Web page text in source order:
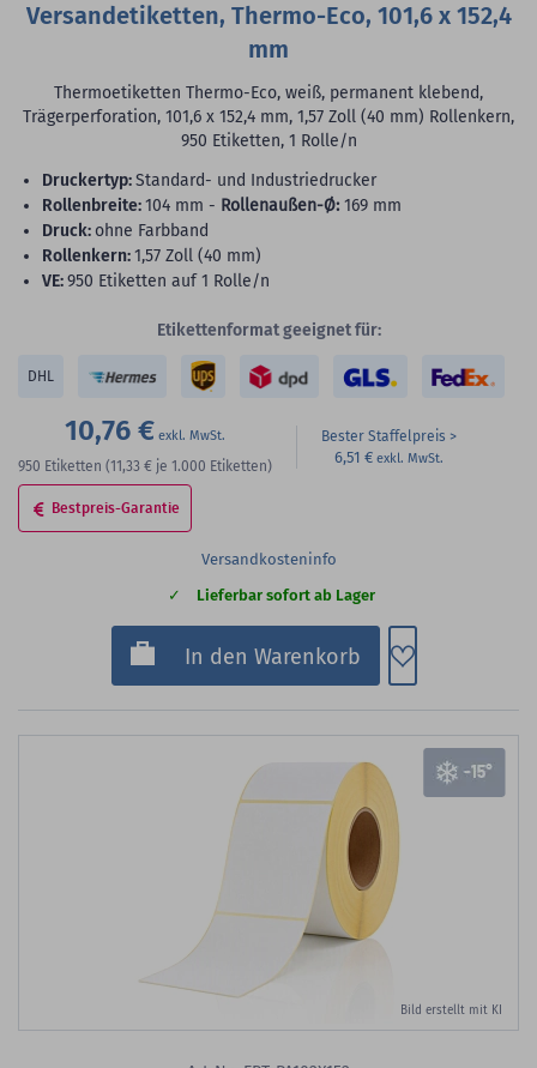
Versandetiketten, Thermo-Eco, 101,6 x 152,4
mm
Thermoetiketten Thermo-Eco, weiß, permanent klebend,
Trägerperforation, 101,6 x 152,4 mm, 1,57 Zoll (40 mm) Rollenkern,
950 Etiketten, 1 Rolle/n
Druckertyp:Standard- und Industriedrucker
Rollenbreite:104 mm - Rollenaußen-Ø: 169 mm
Druck: ohne Farbband
Rollenkern:1,57 Zoll (40 mm)
VE:950 Etiketten auf 1 Rolle/n
Etikettenformat geeignet für:
DHL
10,76 €
950 Etiketten (11,33 € je 1.000 Etiketten)
Bester Staffelpreis
6,51 €
Bestpreis-Garantie
Versandkosteninfo
Lieferbar sofort ab Lager
In den Warenkorb Zum
Bild erstellt mit KI